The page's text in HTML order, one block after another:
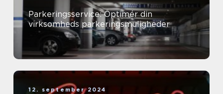
Parkeringsservice: Optimér din
virksomheds parkeringsmuligheder
12. september 2024